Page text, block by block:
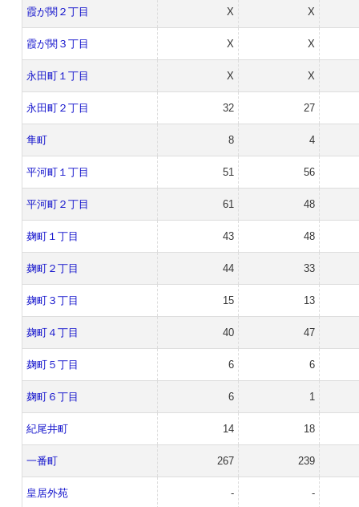
霞が関２丁目 X X
霞が関３丁目 X X
永田町１丁目 X X
永田町２丁目 32 27
隼町 8 4
平河町１丁目 51 56
平河町２丁目 61 48
麹町１丁目 43 48
麹町２丁目 44 33
麹町３丁目 15 13
麹町４丁目 40 47
麹町５丁目 6 6
麹町６丁目 6 1
紀尾井町 14 18
一番町 267 239
皇居外苑 - -